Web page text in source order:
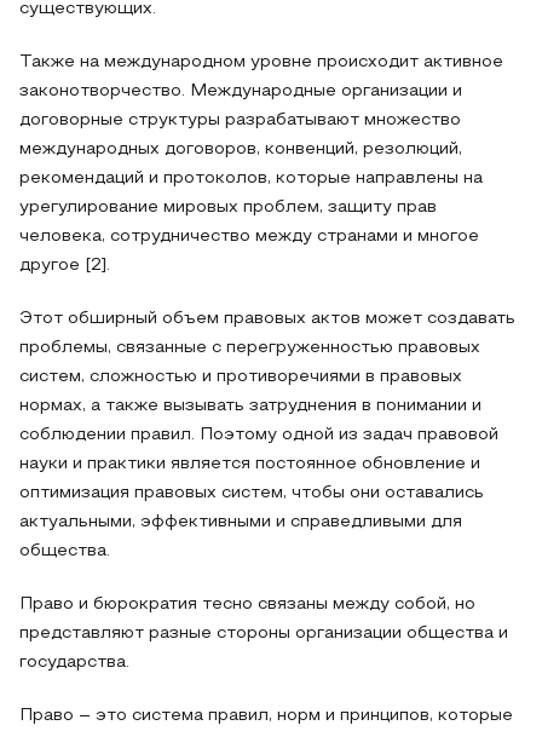
существующих.
Также на международном уровне происходит активное
законотворчество. Международные организации и
договорные структуры разрабатывают множество
международных договоров, конвенций, резолюций,
рекомендаций и протоколов, которые направлены на
урегулирование мировых проблем, защиту прав
человека, сотрудничество между странами и многое
другое [2].
Этот обширный объем правовых актов может создавать
проблемы, связанные с перегруженностью правовых
систем, сложностью и противоречиями в правовых
нормах, а также вызывать затруднения в понимании и
соблюдении правил. Поэтому одной из задач правовой
науки и практики является постоянное обновление и
оптимизация правовых систем, чтобы они оставались
актуальными, эффективными и справедливыми для
общества.
Право и бюрократия тесно связаны между собой, но
представляют разные стороны организации общества и
государства.
Право – это система правил, норм и принципов, которые